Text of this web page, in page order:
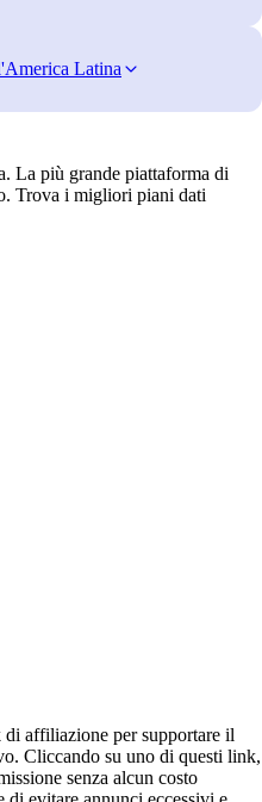
Latina
La più grande piattaforma di
Trova i migliori piani dati
affiliazione per supportare il
Cliccando su uno di questi link,
senza alcun costo